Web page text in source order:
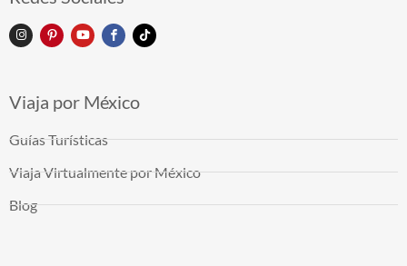
Viaja por México
Guías Turísticas
Viaja Virtualmente por México
Blog